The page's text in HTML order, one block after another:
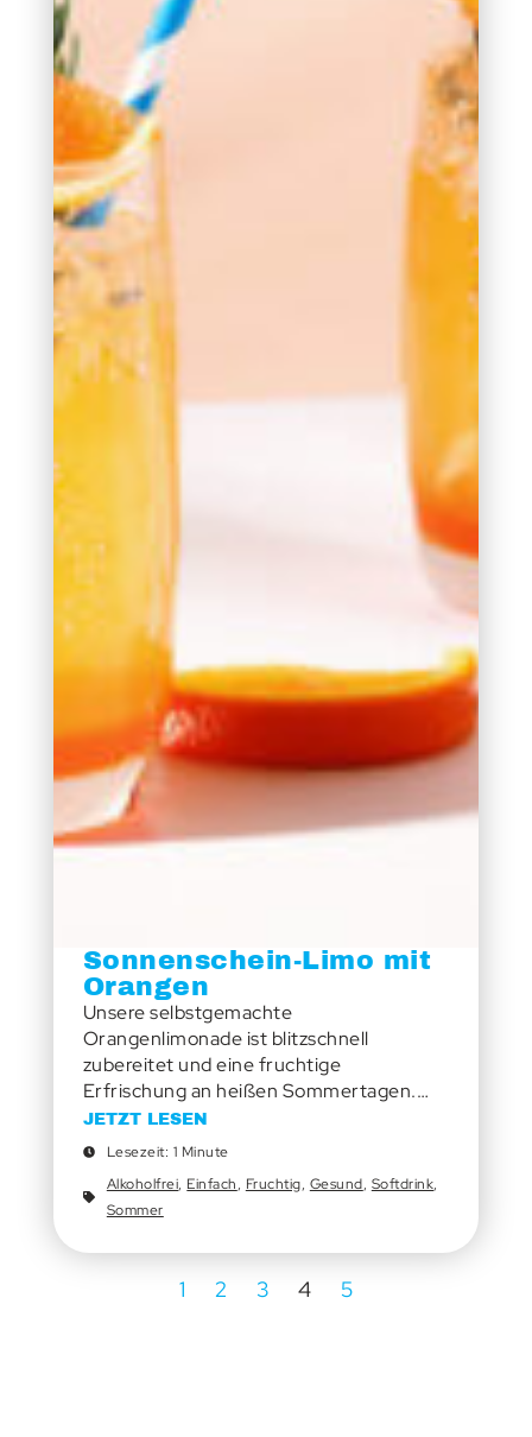
Sonnenschein-Limo mit
Orangen
Unsere selbstgemachte
Orangenlimonade ist blitzschnell
zubereitet und eine fruchtige
Erfrischung an heißen Sommertagen.…
JETZT LESEN
Lesezeit: 1 Minute
Alkoholfrei, Einfach, Fruchtig, Gesund, Softdrink,
Sommer
1 2 3 4 5